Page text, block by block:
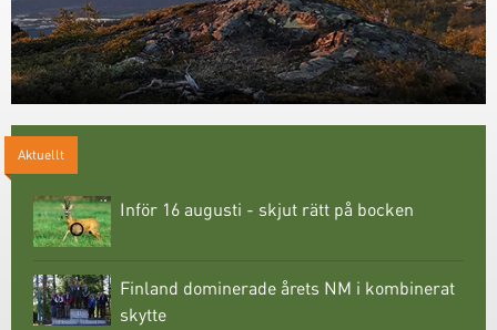
Aktuellt
Inför 16 augusti - skjut rätt på bocken
Finland dominerade årets NM i kombinerat
skytte